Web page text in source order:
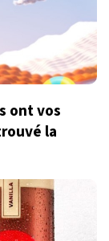
ont vos
la